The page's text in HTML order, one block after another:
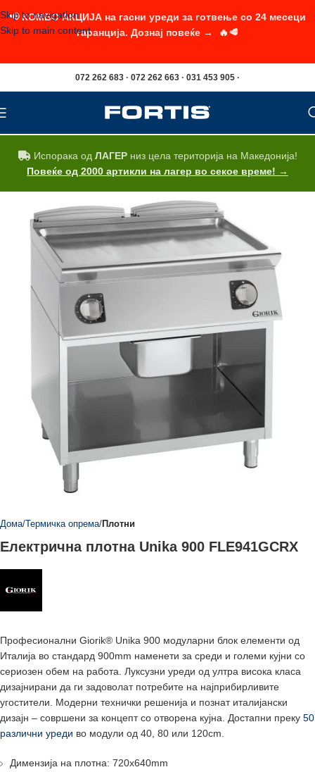
Skip to navigation
Skip to main content
072 262 683 · 072 262 663 · 031 453 905 ·
Испорака од ЛАГЕРниз цела територија на Македонија!
Повеќе од 2000 артикли на лагер во секое време! →
Дома Термичка опрема Плотни
Електрична плотна Unika 900 FLE941GCRX
Професионални Giorik® Unika 900 модуларни блок елементи од
Италија во стандард 900mm наменети за среди и големи кујни со
сериозен обем на работа. Луксузни уреди од ултра висока класа
дизајнирани да ги задоволат потребите на најприбирливите
угостители. Модерни технички решенија и познат италијански
дизајн – совршени за концепт со отворена кујна. Достапни преку 50
различни уреди во модули од 40, 80 или 120cm.
Димензија на плотна: 720x640mm
📢 КОМБО АКЦИЈА на гасни уреди за готвење со 24 месеци
гаранција. Дознај повеќе → 🔥🥩